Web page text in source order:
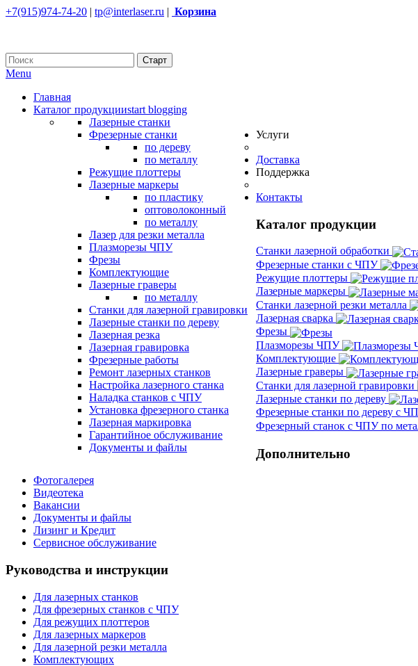
+7(915)974-74-20 | tp@interlaser.ru | Корзина
Menu
Главная
Каталог продукцииstart blogging
Лазерные станки
Фрезерные станки
по дереву
по металлу
Режущие плоттеры
Лазерные маркеры
по пластику
оптоволоконный
по металлу
Лазер для резки металла
Плазморезы ЧПУ
Фрезы
Комплектующие
Лазерные граверы
по металлу
Станки для лазерной гравировки
Лазерные станки по дереву
Услуги
Лазерная резка
Лазерная гравировка
Фрезерные работы
Ремонт лазерных станков
Настройка лазерного станка
Наладка станков с ЧПУ
Установка фрезерного станка
Лазерная маркировка
Доставка
Поддержка
Гарантийное обслуживание
Документы и файлы
Контакты
Каталог продукции
Станки лазерной обработки
Фрезерные станки с ЧПУ
Режущие плоттеры
Лазерные маркеры
Станки лазерной резки металла
Лазерная сварка
Фрезы
Плазморезы ЧПУ
Комплектующие
Лазерные граверы
Станки для лазерной гравировки
Лазерные станки по дереву
Фрезерные станки по дереву с
Фрезерный станок с ЧПУ по
Дополнительно
Фотогалерея
Видеотека
Вакансии
Документы и файлы
Лизинг и Кредит
Сервисное обслуживание
Руководства и инструкции
Для лазерных станков
Для фрезерных станков с ЧПУ
Для режущих плоттеров
Для лазерных маркеров
Для лазерной резки металла
Комплектующих